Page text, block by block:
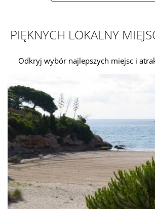
PIĘKNYCH LOKALNY
Odkryj wybór najlepszych miejsc i